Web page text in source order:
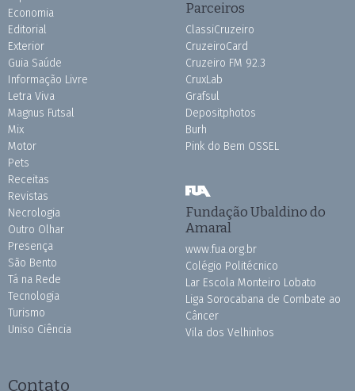
Economia
Editorial
Exterior
Guia Saúde
Informação Livre
Letra Viva
Magnus Futsal
Mix
Motor
Pets
Receitas
Revistas
Necrologia
Outro Olhar
Presença
São Bento
Tá na Rede
Tecnologia
Turismo
Uniso Ciência
Parceiros
ClassiCruzeiro
CruzeiroCard
Cruzeiro FM 92.3
CruxLab
Grafsul
Depositphotos
Burh
Pink do Bem OSSEL
Fundação Ubaldino do
Amaral
www.fua.org.br
Colégio Politécnico
Lar Escola Monteiro Lobato
Liga Sorocabana de Combate ao
Câncer
Vila dos Velhinhos
Contato